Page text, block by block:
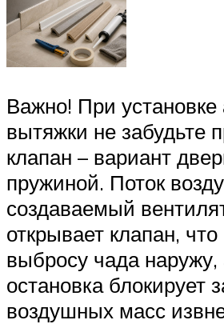
Важно! При установке
вытяжки не забудьте
клапан – вариант
пружиной. Поток
создаваемый
открывает клапан,
выбросу чада наружу,
остановка блокирует
воздушных масс